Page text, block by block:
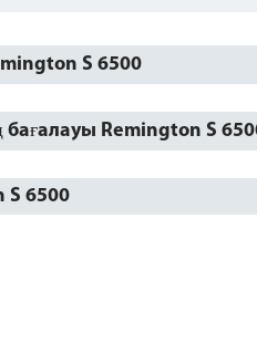
S 6500
Remington S
S 6500